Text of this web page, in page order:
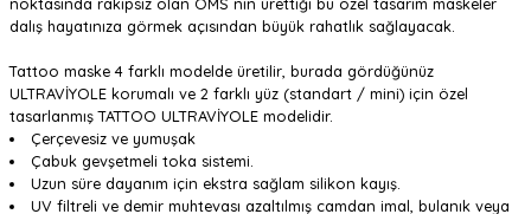
dalış hayatınıza görmek açısından büyük rahatlık sağlayacak.
Tattoo maske 4 farklı modelde üretilir, burada gördüğünüz
ULTRAVİYOLE korumalı ve 2 farklı yüz (standart / mini) için özel
tasarlanmış TATTOO ULTRAVİYOLE modelidir.
Çerçevesiz ve yumuşak
Çabuk gevşetmeli toka sistemi.
Uzun süre dayanım için ekstra sağlam silikon kayış.
UV filtreli ve demir muhtevası azaltılmış camdan imal, bulanık veya